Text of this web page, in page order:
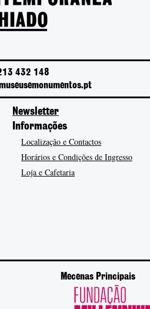
432 148
Newsletter
Informações
Localização e Contactos
Horários e Condições de Ingresso
Loja e Cafetaria
Mecenas Principais